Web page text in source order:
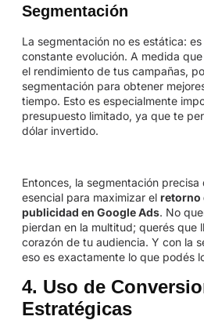
Segmentación
La segmentación no es estática:
constante evolución. A medida
el rendimiento de tus campañas,
segmentación para obtener
tiempo. Esto es especialmente
presupuesto limitado, ya que te
dólar invertido.
Entonces, la segmentación precisa
esencial para maximizar el retorno
publicidad en Google Ads. No
pierdan en la multitud; querés que
corazón de tu audiencia. Y con la
eso es exactamente lo que podés
4. Uso de
Estratégicas